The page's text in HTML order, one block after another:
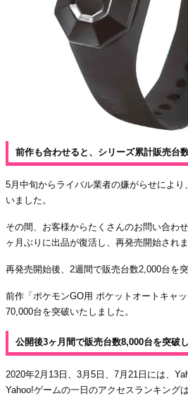
前作も合わせると、シリーズ累計販売台
5月中旬からライバル業者の嫌がらせによ
いました。
その間、お客様からたくさんのお問い合わ
ヶ月ぶりに出品が復活し、再発売開始されま
再発売開始後、2週間で販売台数2,000台を
前作「ポケモンGO用 ポケットオートキャ
70,000台を突破いたしました。
公開後3ヶ月間で販売台数8,000台を突破
2020年2月13日、3月5日、7月21日には、
Yahoo!ゲームの一日のアクセスランキング